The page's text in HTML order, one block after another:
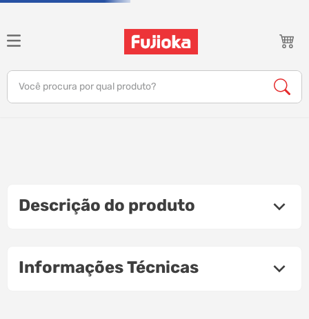
Você procura por qual produto?
gamer
ar condicionado
Descrição do produto
Informações Técnicas